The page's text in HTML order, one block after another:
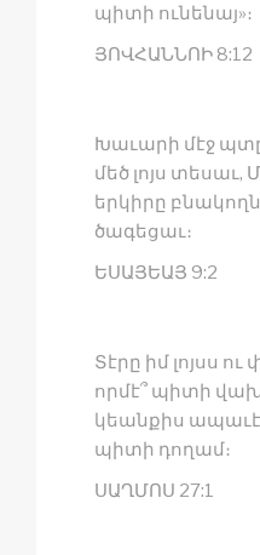
պիտի ունենայ»։
ՅՈՎՀԱՆՆՈԻ 8:12
Խաւարի մէջ
մեծ լոյս
երկիրը
ծագեցաւ։
ԵՍԱՅԵԱՅ 9:2
Տէրը իմ լոյսս ու
որմէ՞ պիտի
կեանքիս
պիտի դողամ։
ՍԱՂՄՈՍ 27:1